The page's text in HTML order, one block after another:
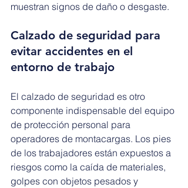
muestran signos de daño o desgaste.
Calzado de seguridad para
evitar accidentes en el
entorno de trabajo
El calzado de seguridad es otro
componente indispensable del equipo
de protección personal para
operadores de montacargas. Los pies
de los trabajadores están expuestos a
riesgos como la caída de materiales,
golpes con objetos pesados y